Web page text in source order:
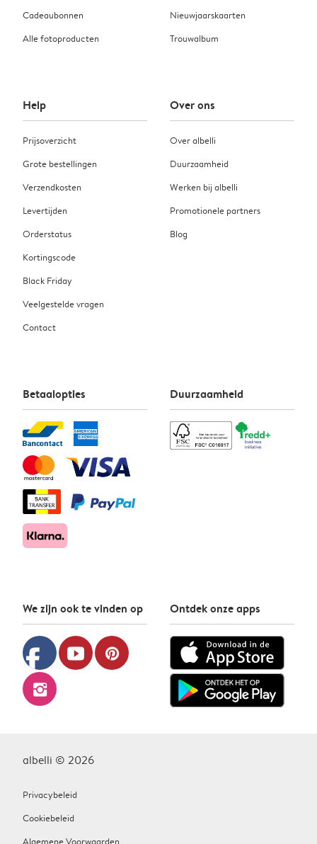
Cadeaubonnen
Alle fotoproducten
Nieuwjaarskaarten
Trouwalbum
Help
Prijsoverzicht
Grote bestellingen
Verzendkosten
Levertijden
Orderstatus
Kortingscode
Black Friday
Veelgestelde vragen
Contact
Over ons
Over albelli
Duurzaamheid
Werken bij albelli
Promotionele partners
Blog
Betaalopties Duurzaamheid
We zijn ook te vinden op
facebook youtube pinterest
instagram
Ontdek onze apps
albelli © 2026
Privacybeleid
Cookiebeleid
Algemene Voorwaarden